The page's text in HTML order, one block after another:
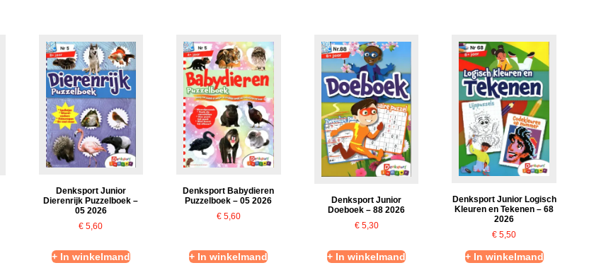
Denksport Junior
Dierenrijk Puzzelboek –
05 2026
€ 5,60
+ In winkelmand
Denksport Babydieren
Puzzelboek – 05 2026
€5,60
+ In winkelmand
Denksport Junior
Doeboek – 88 2026
€5,30
+ In winkelmand
Denksport Junior Logisch
Kleuren en Tekenen – 68
2026
€ 5,50
+ In winkelmand